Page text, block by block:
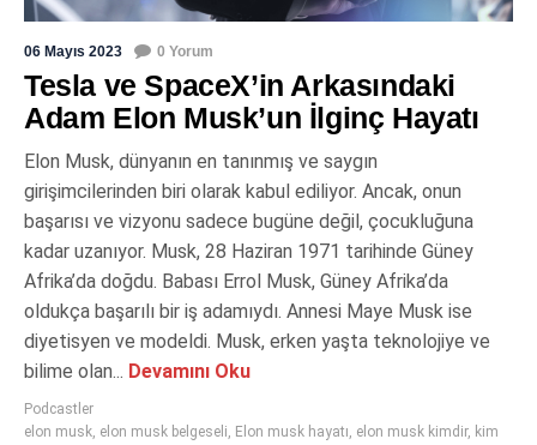
06 Mayıs 2023 0 Yorum
Tesla ve SpaceX’in Arkasındaki
Adam Elon Musk’un İlginç Hayatı
Elon Musk, dünyanın en tanınmış ve saygın
girişimcilerinden biri olarak kabul ediliyor. Ancak, onun
başarısı ve vizyonu sadece bugüne değil, çocukluğuna
kadar uzanıyor. Musk, 28 Haziran 1971 tarihinde Güney
Afrika’da doğdu. Babası Errol Musk, Güney Afrika’da
oldukça başarılı bir iş adamıydı. Annesi Maye Musk ise
diyetisyen ve modeldi. Musk, erken yaşta teknolojiye ve
bilime olan... Devamını Oku
Podcastler
elon musk, elon musk belgeseli, Elon musk hayatı, elon musk kimdir, kim